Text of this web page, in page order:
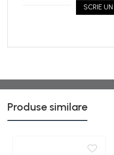
Pozitia receptorului
7. La ce distanta poate fi
Transmitatorul poate fi
200 de metri de receptor. De
precum peretii, obiectele
SCRIE
Produse similare